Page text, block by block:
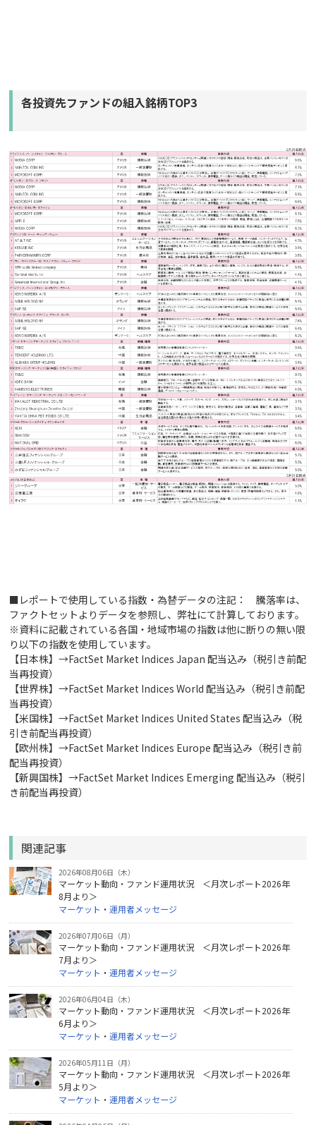
各投資先ファンドの組入銘柄TOP3
■レポートで使用している指数・為替データの注記： 騰落率は、
ファクトセットよりデータを参照し、弊社にて計算しております。
※資料に記載されている各国・地域市場の指数は他に断りの無い限
り以下の指数を使用しています。
【日本株】→FactSet Market Indices Japan 配当込み（税引き前配
当再投資）
【世界株】→FactSet Market Indices World 配当込み（税引き前配
当再投資）
【米国株】→FactSet Market Indices United States 配当込み（税
引き前配当再投資）
【欧州株】→FactSet Market Indices Europe 配当込み（税引き前
配当再投資）
【新興国株】→FactSet Market Indices Emerging 配当込み（税引
き前配当再投資）
関連記事
2026年08月06日（木）
マーケット動向・ファンド運用状況 ＜月次レポート2026年
8月より＞
マーケット ・運用者メッセージ
2026年07月06日（月）
マーケット動向・ファンド運用状況 ＜月次レポート2026年
7月より＞
マーケット ・運用者メッセージ
2026年06月04日（木）
マーケット動向・ファンド運用状況 ＜月次レポート2026年
6月より＞
マーケット ・運用者メッセージ
2026年05月11日（月）
マーケット動向・ファンド運用状況 ＜月次レポート2026年
5月より＞
マーケット ・運用者メッセージ